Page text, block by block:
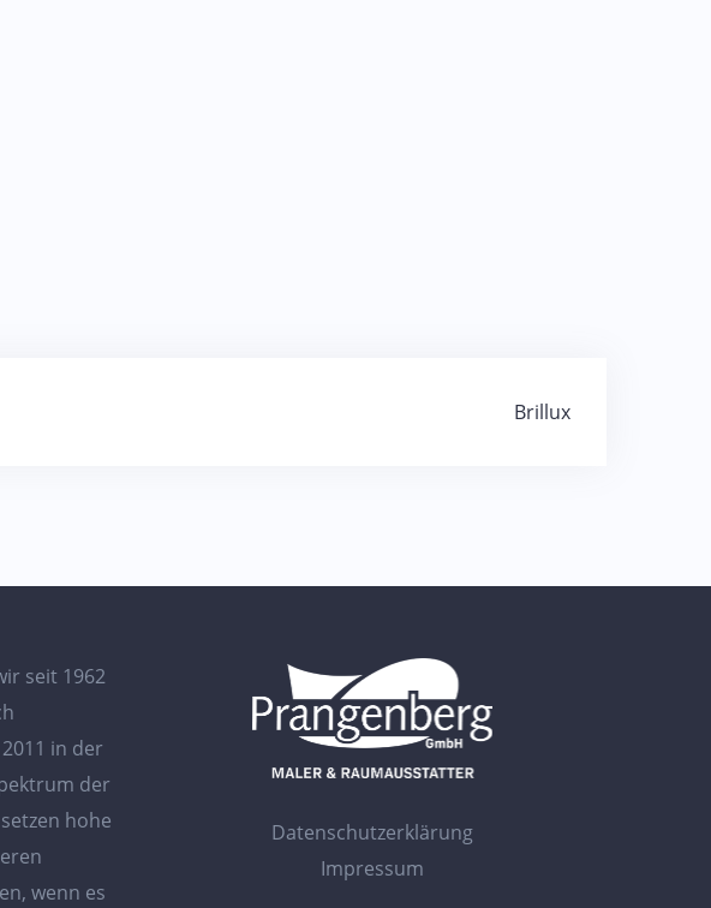
Brillux
seit 1962
in der
der
hohe
wenn es
Datenschutzerklärung
Impressum